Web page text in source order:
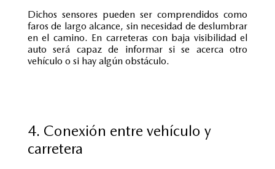
Dichos sensores pueden ser comprendidos como
faros de largo alcance, sin necesidad de deslumbrar
en el camino. En carreteras con baja visibilidad el
auto será capaz de informar si se acerca otro
vehículo o si hay algún obstáculo.
4. Conexión entre vehículo y
carretera